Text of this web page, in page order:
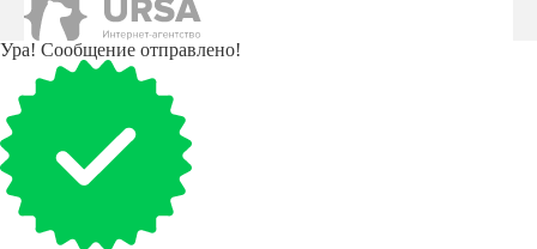
Ура! Сообщение отправлено!